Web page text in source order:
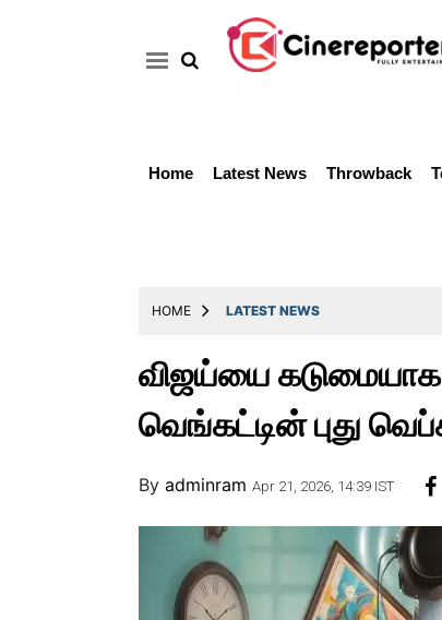
Home Latest News Throwback
HOME LATEST NEWS
விஜய்யை கடுமையாக
வெங்கட்டின் புது
By adminram Apr 21, 2026, 14:39 IST